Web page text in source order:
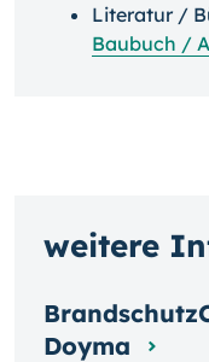
Literatur /
Baubuch /
weitere
Doyma